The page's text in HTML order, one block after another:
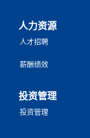
人力资源
人才招聘
薪酬绩效
投资管理
投资管理